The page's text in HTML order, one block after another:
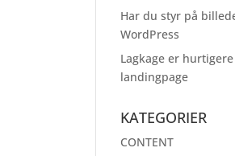
Har du styr på
WordPress
Lagkage er
landingpage
KATEGORIER
CONTENT